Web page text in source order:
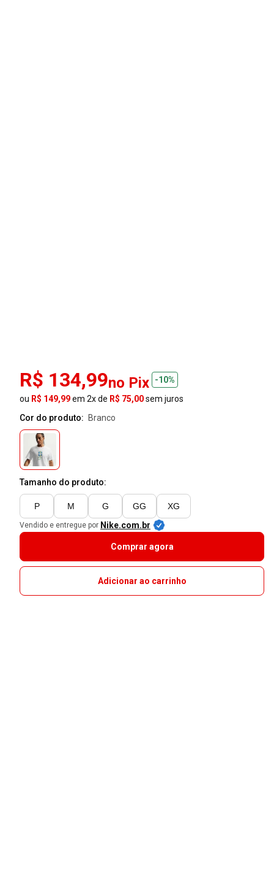
R$ 134,99no Pix
-10%
ou R$ 149,99em 2x de R$ 75,00sem juros
Cor do produto:
branco
Tamanho do produto:
P M G GG XG
Vendido e entregue por Nike.com.br
Comprar agora
Adicionar ao carrinho